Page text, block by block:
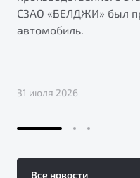
СЗАО «БЕЛДЖИ» был
автомобиль.
31 июля 2026
Все новости